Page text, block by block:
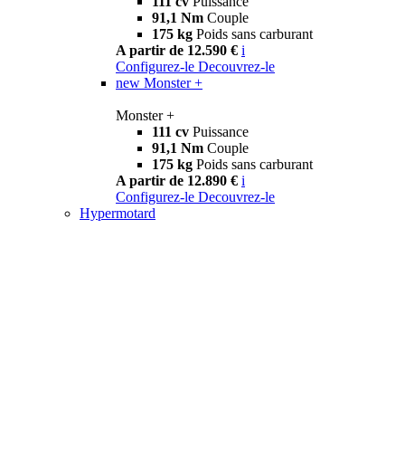
91,1 Nm Couple
175 kg Poids sans carburant
A partir de 12.590 € i
Configurez-le Decouvrez-le
new Monster +
Monster +
111 cv Puissance
91,1 Nm Couple
175 kg Poids sans carburant
A partir de 12.890 € i
Configurez-le Decouvrez-le
Hypermotard